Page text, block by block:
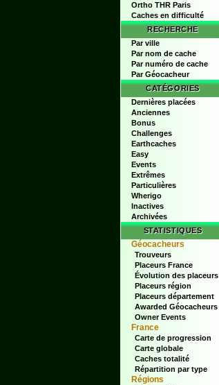
Ortho THR Paris
Caches en difficulté
RECHERCHE
Par ville
Par nom de cache
Par numéro de cache
Par Géocacheur
CATÉGORIES
Dernières placées
Anciennes
Bonus
Challenges
Earthcaches
Easy
Events
Extrêmes
Particulières
Wherigo
Inactives
Archivées
STATISTIQUES
Géocacheurs
Trouveurs
Placeurs France
Évolution des placeurs
Placeurs région
Placeurs département
Awarded Géocacheurs
Owner Events
France
Carte de progression
Carte globale
Caches totalité
Répartition par type
Régions